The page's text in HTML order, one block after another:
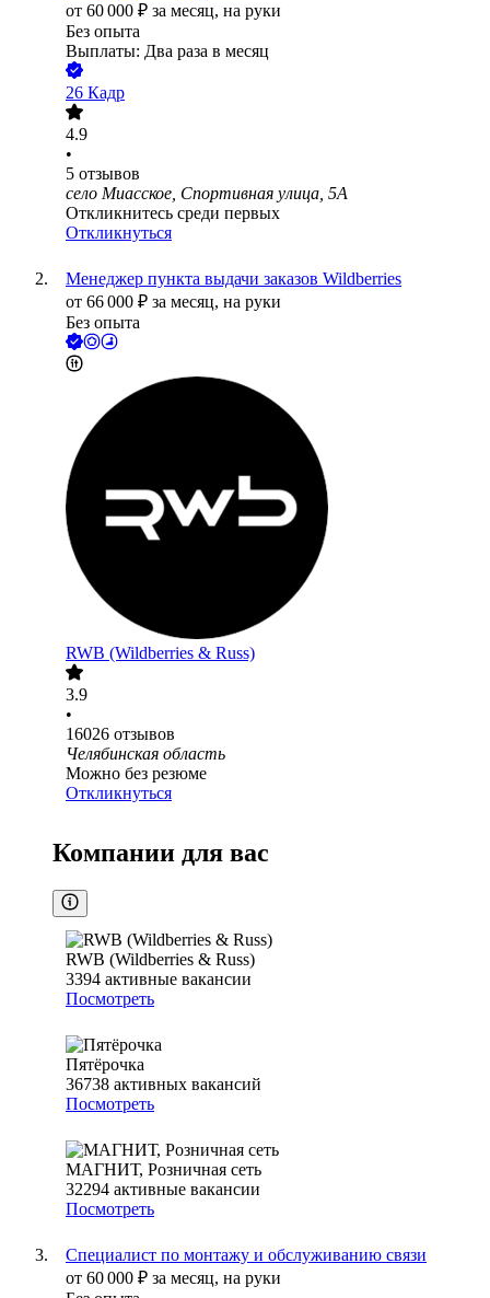
от 60 000 ₽ за месяц, на руки
Без опыта
Выплаты: Два раза в месяц
26 Кадр
4.9
•
5 отзывов
село Миасское, Спортивная улица, 5А
Откликнитесь среди первых
Откликнуться
Менеджер пункта выдачи заказов Wildberries
от 66 000 ₽ за месяц, на руки
Без опыта
RWB (Wildberries & Russ)
3.9
•
16026 отзывов
Челябинская область
Можно без резюме
Откликнуться
Компании для вас
RWB (Wildberries & Russ)
3394 активные вакансии
Посмотреть
Пятёрочка
36738 активных вакансий
Посмотреть
МАГНИТ, Розничная сеть
32294 активные вакансии
Посмотреть
Специалист по монтажу и обслуживанию связи
от 60 000 ₽ за месяц, на руки